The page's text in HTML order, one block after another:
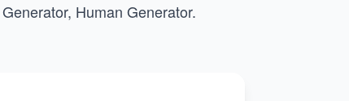
Human Generator.